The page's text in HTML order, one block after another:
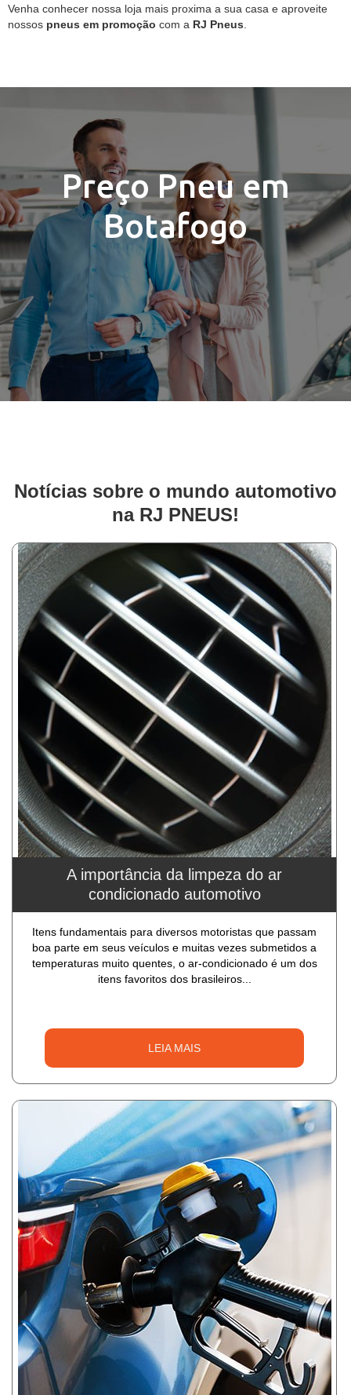
Venha conhecer nossa loja mais proxima a sua casa e aproveite
nossos pneus em promoção com a RJ Pneus
Preço Pneu em
Botafogo
Notícias sobre o mundo automotivo
na RJ PNEUS!
A importância da limpeza do ar
condicionado automotivo
Itens fundamentais para diversos motoristas que passam
boa parte em seus veículos e muitas vezes submetidos a
temperaturas muito quentes, o ar-condicionado é um dos
itens favoritos dos brasileiros...
LEIA MAIS